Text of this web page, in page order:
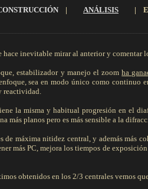
| ANÁLISIS |
hace inevitable mirar al anterior y comentar
estabilizador y manejo el zoomha
sea en modo único como continuo
reactividad.
la misma y habitual progresión en el
más planos pero es más sensible a la
máxima nitidez central, y además más
más PC, mejora los tiempos de
obtenidos en los 2/3 centrales vemos